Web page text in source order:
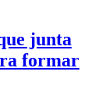
junta
formar